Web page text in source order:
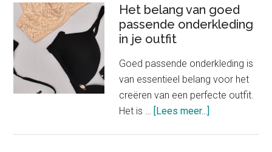
kinderhoedjes
tot
Het belang van goed
passende onderkleding
in je outfit
Goed passende onderkleding is
van essentieel belang voor het
creëren van een perfecte outfit.
Het is … [Lees meer...]